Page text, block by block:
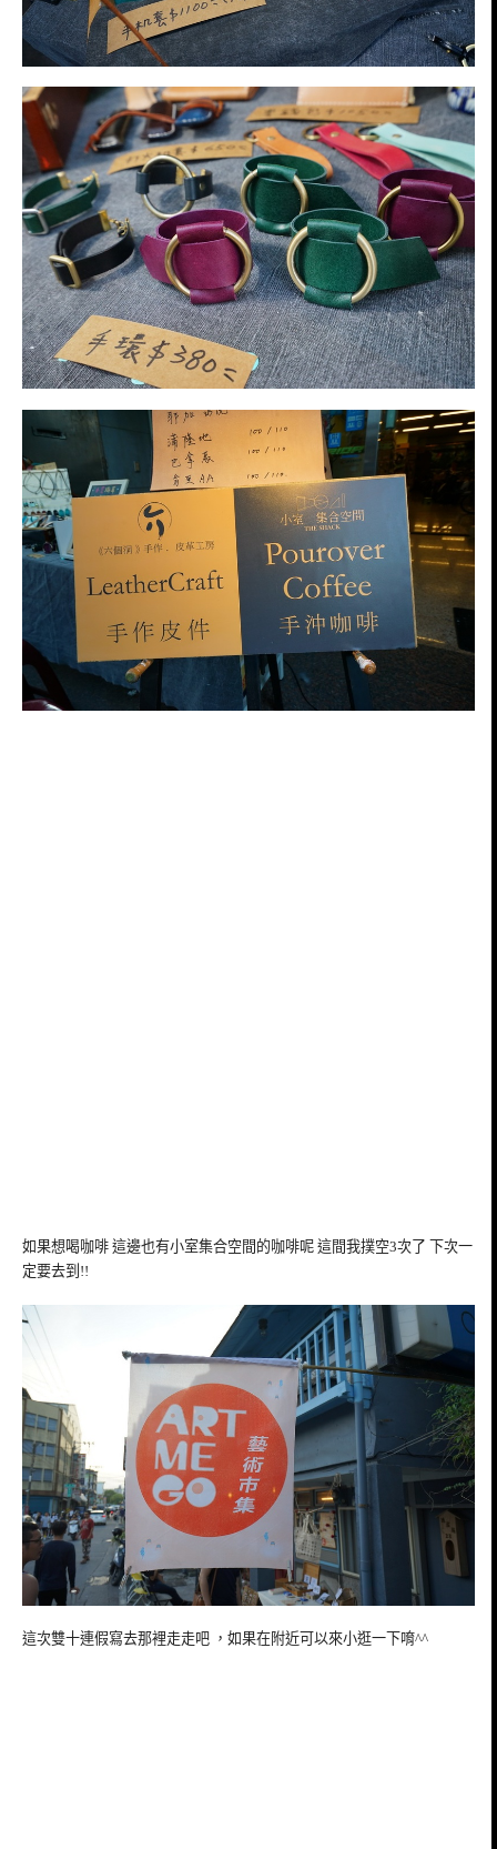
如果想喝咖啡 這邊也有小室集合空間的咖啡呢 這間我撲空3次了 下次一
定要去到!!
這次雙十連假寫去那裡走走吧 ，如果在附近可以來小逛一下唷^^